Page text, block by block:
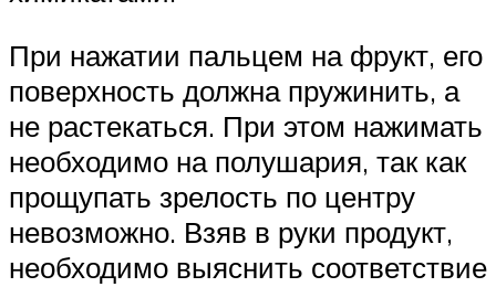
При нажатии пальцем на фрукт, его
поверхность должна пружинить, а
не растекаться. При этом нажимать
необходимо на полушария, так как
прощупать зрелость по центру
невозможно. Взяв в руки продукт,
необходимо выяснить соответствие